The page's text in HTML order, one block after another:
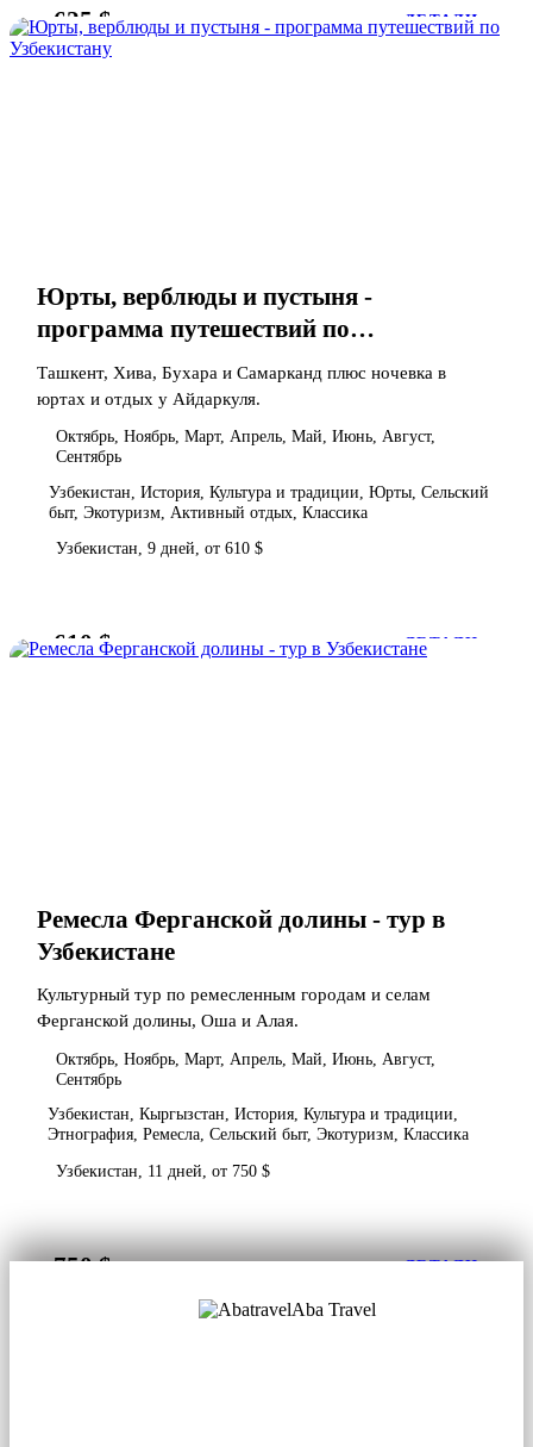
от625 $ ДЕТАЛИ
Юрты, верблюды и пустыня -
программа путешествий по
Узбекистану
Ташкент, Хива, Бухара и Самарканд плюс ночевка в
юртах и отдых у Айдаркуля.
Октябрь, Ноябрь, Март, Апрель, Май, Июнь, Август,
Сентябрь
Узбекистан, История, Культура и традиции, Юрты, Сельский
быт, Экотуризм, Активный отдых, Классика
Узбекистан, 9 дней, от 610 $
от610 $ ДЕТАЛИ
Ремесла Ферганской долины - тур в
Узбекистане
Культурный тур по ремесленным городам и селам
Ферганской долины, Оша и Алая.
Октябрь, Ноябрь, Март, Апрель, Май, Июнь, Август,
Сентябрь
Узбекистан, Кыргызстан, История, Культура и традиции,
Этнография, Ремесла, Сельский быт, Экотуризм, Классика
Узбекистан, 11 дней, от 750 $
от750 $ ДЕТАЛИ
Aba Travel